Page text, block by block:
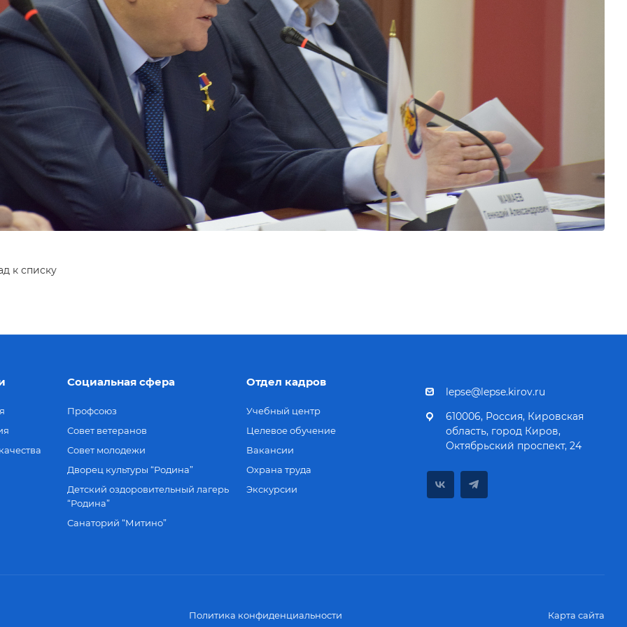
к списку
Социальная сфера
Профсоюз
Совет ветеранов
Совет молодежи
Дворец культуры “Родина”
Детский оздоровительный лагерь
“Родина”
Санаторий “Митино”
Отдел кадров
Учебный центр
Целевое обучение
Вакансии
Охрана труда
Экскурсии
lepse@lepse.kirov.ru
610006, Россия, Кировская
область, город Киров,
Октябрьский проспект, 24
Политика конфиденциальности Карта сайта